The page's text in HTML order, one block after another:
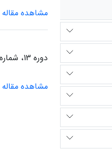
مشاهده مقاله
دوره 13، شماره 2، پاییز 1394
مشاهده مقاله